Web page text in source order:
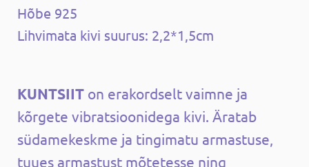
Hõbe 925
Lihvimata kivi suurus: 2,2*1,5cm
KUNTSIIT on erakordselt vaimne ja
kõrgete vibratsioonidega kivi. Äratab
südamekeskme ja tingimatu armastuse,
tuues armastust mõtetesse ning